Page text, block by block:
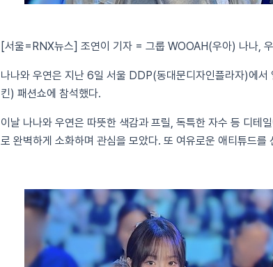
[서울=RNX뉴스] 조연이 기자 = 그룹 WOOAH(우아) 나나,
나나와 우연은 지난 6일 서울 DDP(동대문디자인플라자)에
킨) 패션쇼에 참석했다.
이날 나나와 우연은 따뜻한 색감과 프릴, 독특한 자수 등 디테
로 완벽하게 소화하며 관심을 모았다. 또 여유로운 애티튜드를